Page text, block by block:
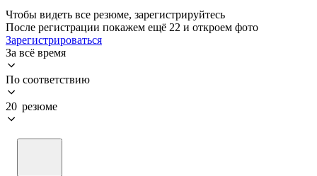
Чтобы видеть все резюме, зарегистрируйтесь
После регистрации покажем ещё 22 и откроем фото
Зарегистрироваться
За всё время
По соответствию
20 резюме